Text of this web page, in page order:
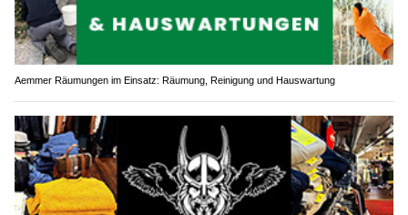
Aemmer Räumungen im Einsatz: Räumung, Reinigung und Hauswartung